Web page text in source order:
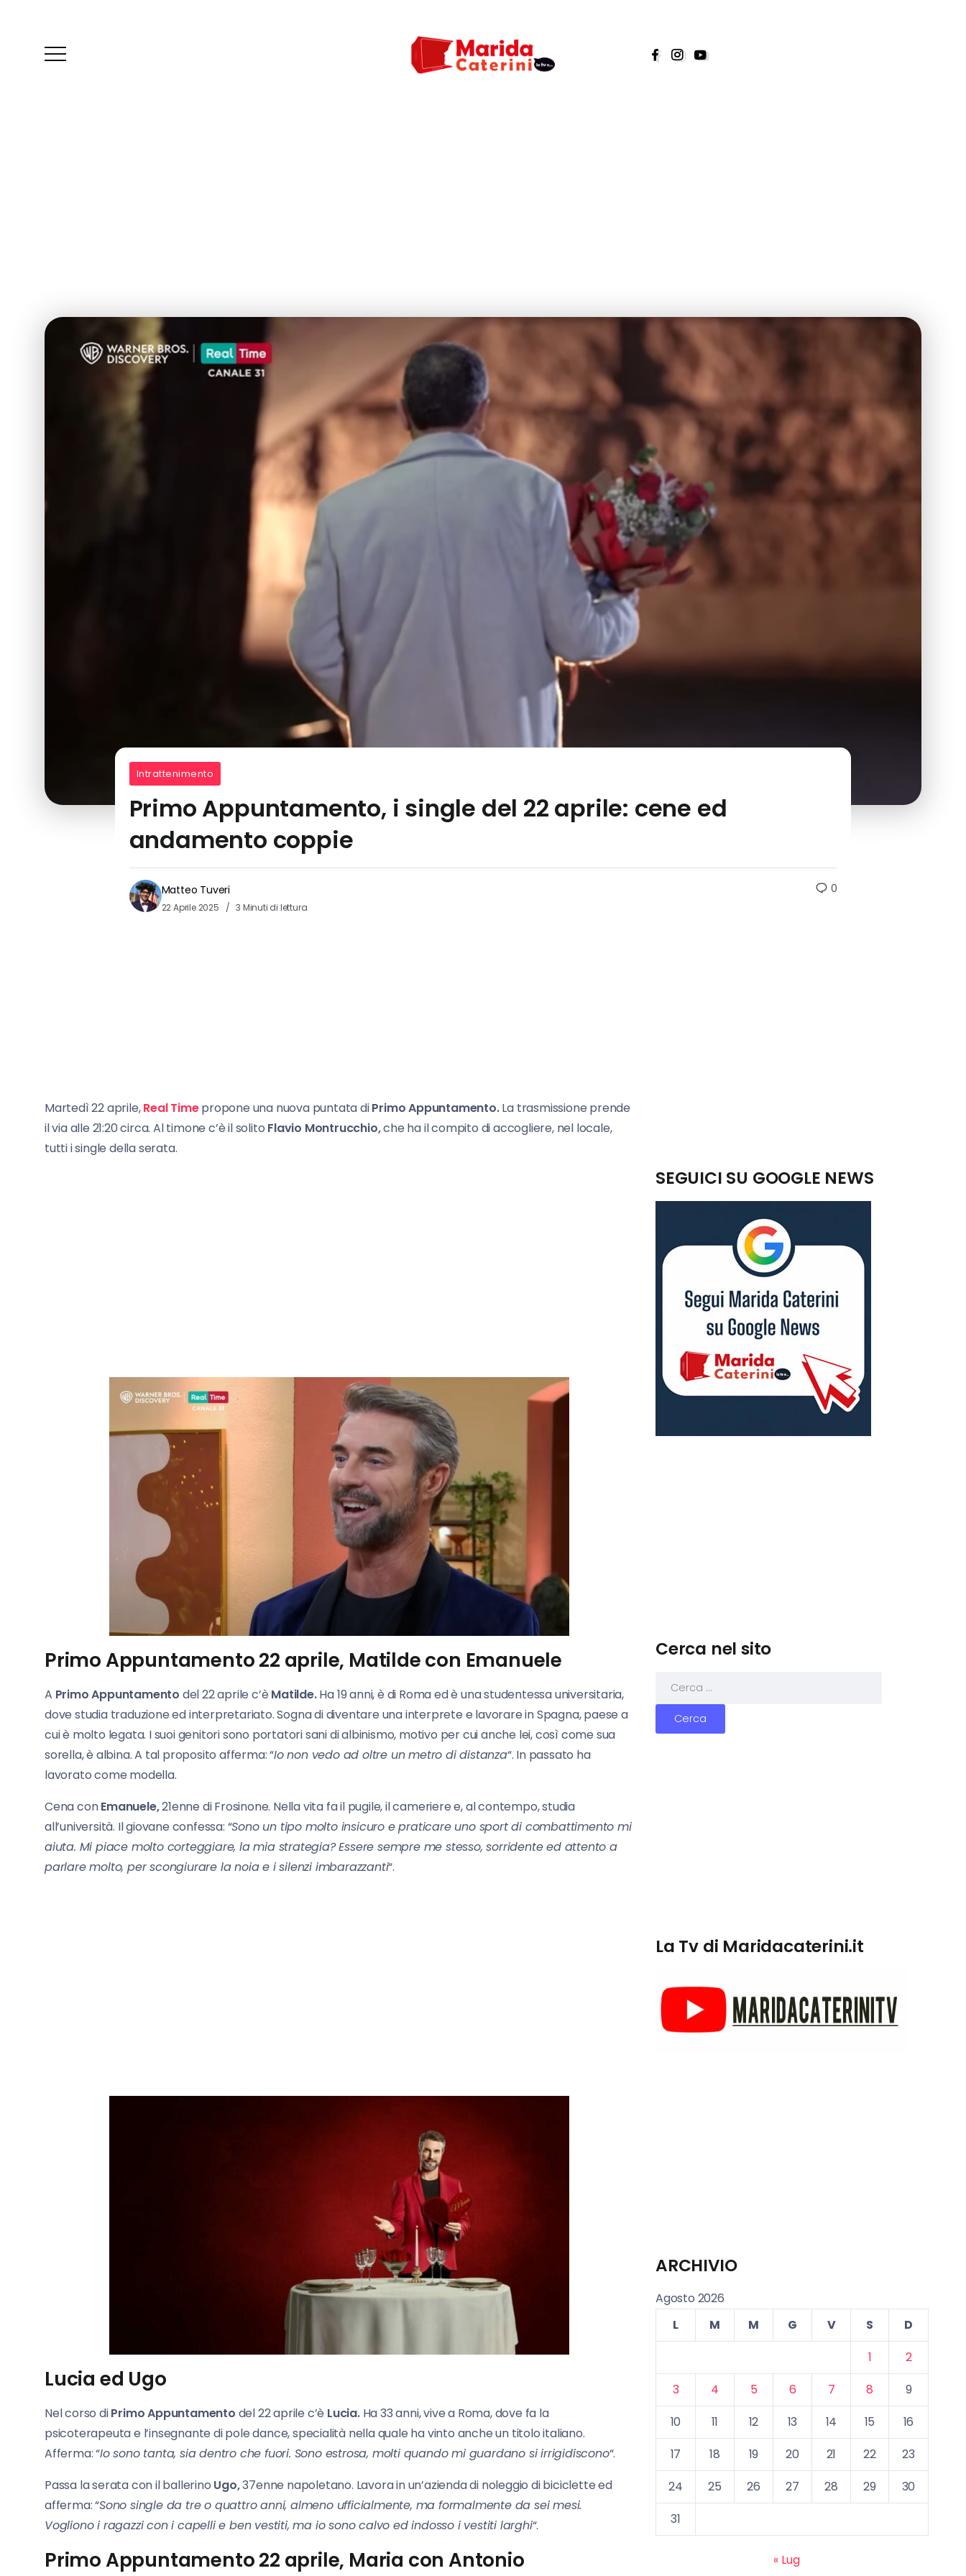
Intrattenimento
Primo Appuntamento, i single del 22 aprile: cene ed
andamento coppie
Matteo Tuveri
22 Aprile 2025 3 Minuti di lettura
0
Martedì 22 aprile,Real Timepropone una nuova puntata diPrimo Appuntamento.La trasmissione prende
il via alle 21:20 circa. Al timone c’è il solito Flavio Montrucchio,che ha il compito di accogliere, nel locale,
tutti i single della serata.
Primo Appuntamento 22 aprile, Matilde con Emanuele
A Primo Appuntamento del 22 aprile c’è Matilde.Ha 19 anni, è di Roma ed è una studentessa universitaria,
dove studia traduzione ed interpretariato. Sogna di diventare una interprete e lavorare in Spagna, paese a
cui è molto legata. I suoi genitori sono portatori sani di albinismo, motivo per cui anche lei, così come sua
sorella, è albina. A tal proposito afferma: “Io non vedo ad oltre un metro di distanza“. In passato ha
lavorato come modella.
Cena conEmanuele,21enne di Frosinone. Nella vita fa il pugile, il cameriere e, al contempo, studia
all’università. Il giovane confessa: “Sono un tipo molto insicuro e praticare uno sport di combattimento mi
aiuta. Mi piace molto corteggiare, la mia strategia? Essere sempre me stesso, sorridente ed attento a
parlare molto, per scongiurare la noia e i silenzi imbarazzanti“.
Lucia ed Ugo
Nel corso diPrimoAppuntamento del 22 aprile c’è Lucia.Ha 33 anni, vive a Roma, dove fa la
psicoterapeuta e l’insegnante di pole dance, specialità nella quale ha vinto anche un titolo italiano.
Afferma: “Io sono tanta, sia dentro che fuori. Sono estrosa, molti quando mi guardano si irrigidiscono“.
Passa la serata con il ballerino Ugo,37enne napoletano. Lavora in un’azienda di noleggio di biciclette ed
afferma: “Sono single da tre o quattro anni, almeno ufficialmente, ma formalmente da sei mesi.
Vogliono i ragazzi con i capelli e ben vestiti, ma io sono calvo ed indosso i vestiti larghi“.
Primo Appuntamento 22 aprile, Maria con Antonio
SEGUICI SU GOOGLE NEWS
Cerca nel sito
La Tv di Maridacaterini.it
ARCHIVIO
Agosto 2026
L
M M G V S
D
1
2
3
4 5 6 7 8
9
10
11 12 13 14 15
16
17
18 19 20 21 22
23
24
25 26 27 28 29
30
31
« Lug